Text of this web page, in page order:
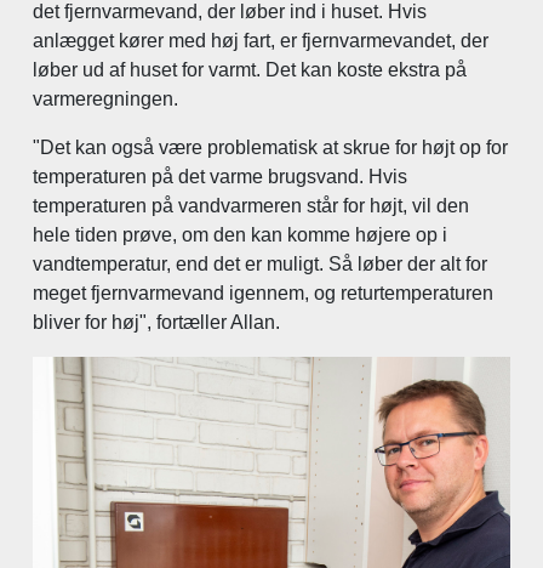
det fjernvarmevand, der løber ind i huset. Hvis
anlægget kører med høj fart, er fjernvarmevandet, der
løber ud af huset for varmt. Det kan koste ekstra på
varmeregningen.
"Det kan også være problematisk at skrue for højt op for
temperaturen på det varme brugsvand. Hvis
temperaturen på vandvarmeren står for højt, vil den
hele tiden prøve, om den kan komme højere op i
vandtemperatur, end det er muligt. Så løber der alt for
meget fjernvarmevand igennem, og returtemperaturen
bliver for høj", fortæller Allan.